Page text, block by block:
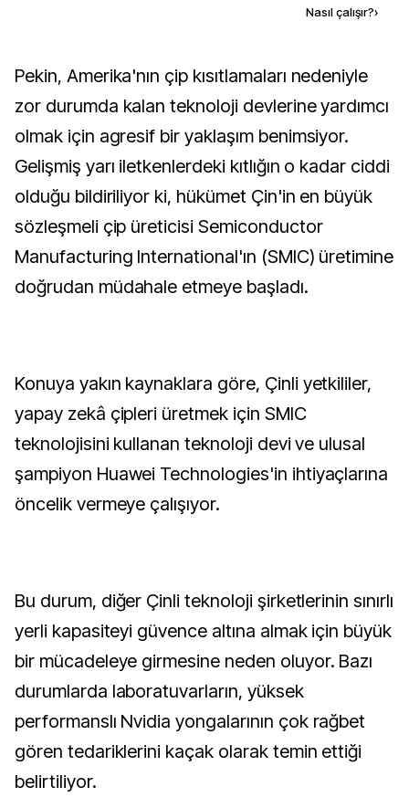
Nasıl çalışır?›
Pekin, Amerika'nın çip kısıtlamaları nedeniyle
zor durumda kalan teknoloji devlerine yardımcı
olmak için agresif bir yaklaşım benimsiyor.
Gelişmiş yarı iletkenlerdeki kıtlığın o kadar ciddi
olduğu bildiriliyor ki, hükümet Çin'in en büyük
sözleşmeli çip üreticisi Semiconductor
Manufacturing International'ın (SMIC) üretimine
doğrudan müdahale etmeye başladı.
Konuya yakın kaynaklara göre, Çinli yetkililer,
yapay zekâ çipleri üretmek için SMIC
teknolojisini kullanan teknoloji devi ve ulusal
şampiyon Huawei Technologies'in ihtiyaçlarına
öncelik vermeye çalışıyor.
Bu durum, diğer Çinli teknoloji şirketlerinin sınırlı
yerli kapasiteyi güvence altına almak için büyük
bir mücadeleye girmesine neden oluyor. Bazı
durumlarda laboratuvarların, yüksek
performanslı Nvidia yongalarının çok rağbet
gören tedariklerini kaçak olarak temin ettiği
belirtiliyor.